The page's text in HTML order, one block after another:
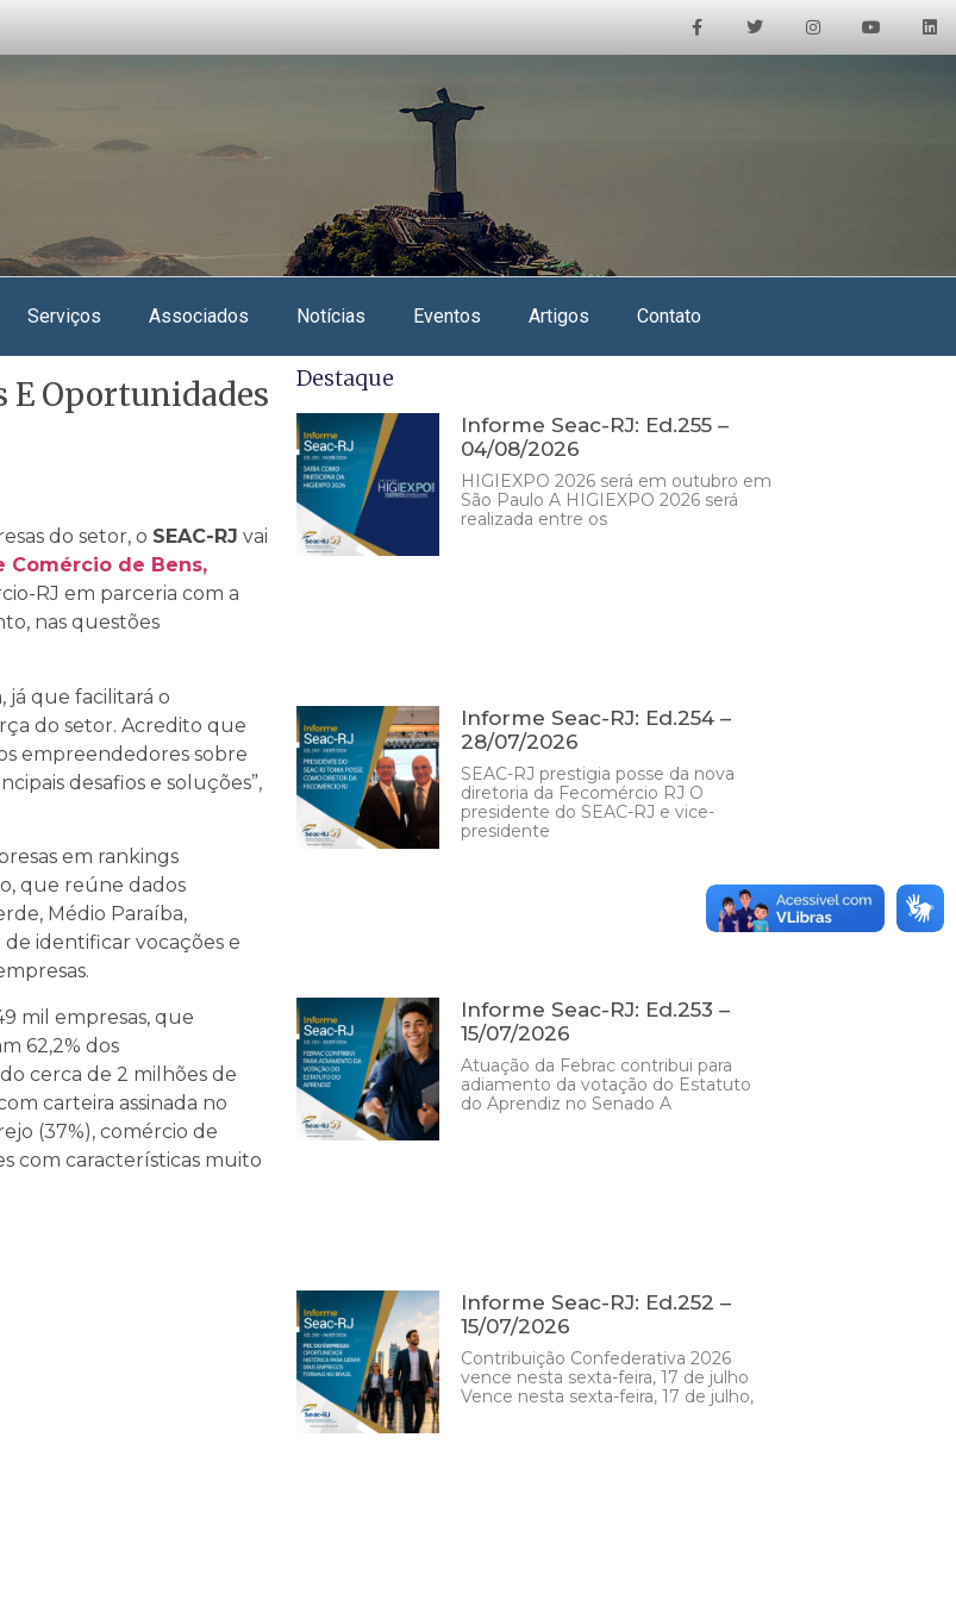
Serviços Associados Notícias Eventos Artigos Contato
E Oportunidades
do setor, o SEAC-RJ vai
Comércio de Bens,
RJ em parceria com a
nas questões
já que facilitará o
do setor. Acredito que
empreendedores sobre
desafios e soluções”,
em rankings
que reúne dados
Médio Paraíba,
identificar vocações e
mil empresas, que
62,2% dos
cerca de 2 milhões de
carteira assinada no
(37%), comércio de
com características muito
Destaque
Informe Seac-RJ: Ed.255 –
04/08/2026
HIGIEXPO 2026 será em outubro em
São Paulo A HIGIEXPO 2026 será
realizada entre os
Informe Seac-RJ: Ed.254 –
28/07/2026
SEAC-RJ prestigia posse da nova
diretoria da Fecomércio RJ O
presidente do SEAC-RJ e vice-
presidente
Informe Seac-RJ: Ed.253 –
15/07/2026
Atuação da Febrac contribui para
adiamento da votação do Estatuto
do Aprendiz no Senado A
Informe Seac-RJ: Ed.252 –
15/07/2026
Contribuição Confederativa 2026
vence nesta sexta-feira, 17 de julho
Vence nesta sexta-feira, 17 de julho,